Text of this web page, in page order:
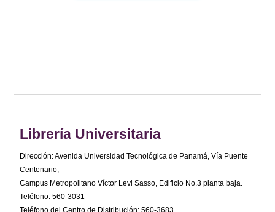
Librería Universitaria
Dirección: Avenida Universidad Tecnológica de Panamá, Vía Puente
Centenario,
Campus Metropolitano Víctor Levi Sasso, Edificio No.3 planta baja.
Teléfono: 560-3031
Teléfono del Centro de Distribución: 560-3683